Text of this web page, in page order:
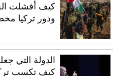
كيف أفشلت
ودور تركيا
الدولة التي
كيف تكسب